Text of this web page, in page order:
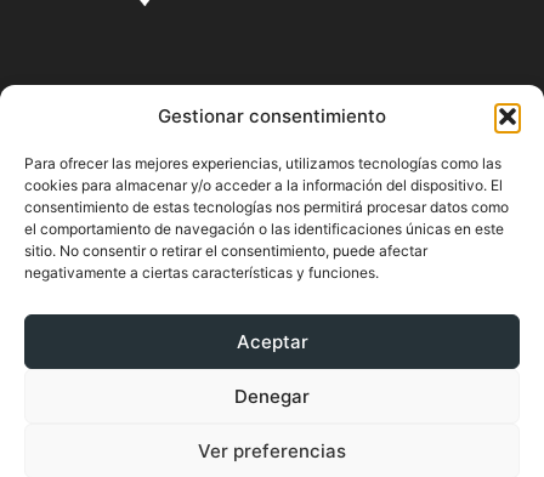
Gestionar consentimiento
Para ofrecer las mejores experiencias, utilizamos tecnologías como las
cookies para almacenar y/o acceder a la información del dispositivo. El
consentimiento de estas tecnologías nos permitirá procesar datos como
el comportamiento de navegación o las identificaciones únicas en este
sitio. No consentir o retirar el consentimiento, puede afectar
negativamente a ciertas características y funciones.
Aceptar
Denegar
Ver preferencias
Pyme.es es el portal web donde podrás mantenerte
actualizado de todas las noticias y novedades sobre la
economía en España y el mundo, así como donde podrás
conseguir toda la información necesaria sobre
emprendimiento.
SÍGUENOS